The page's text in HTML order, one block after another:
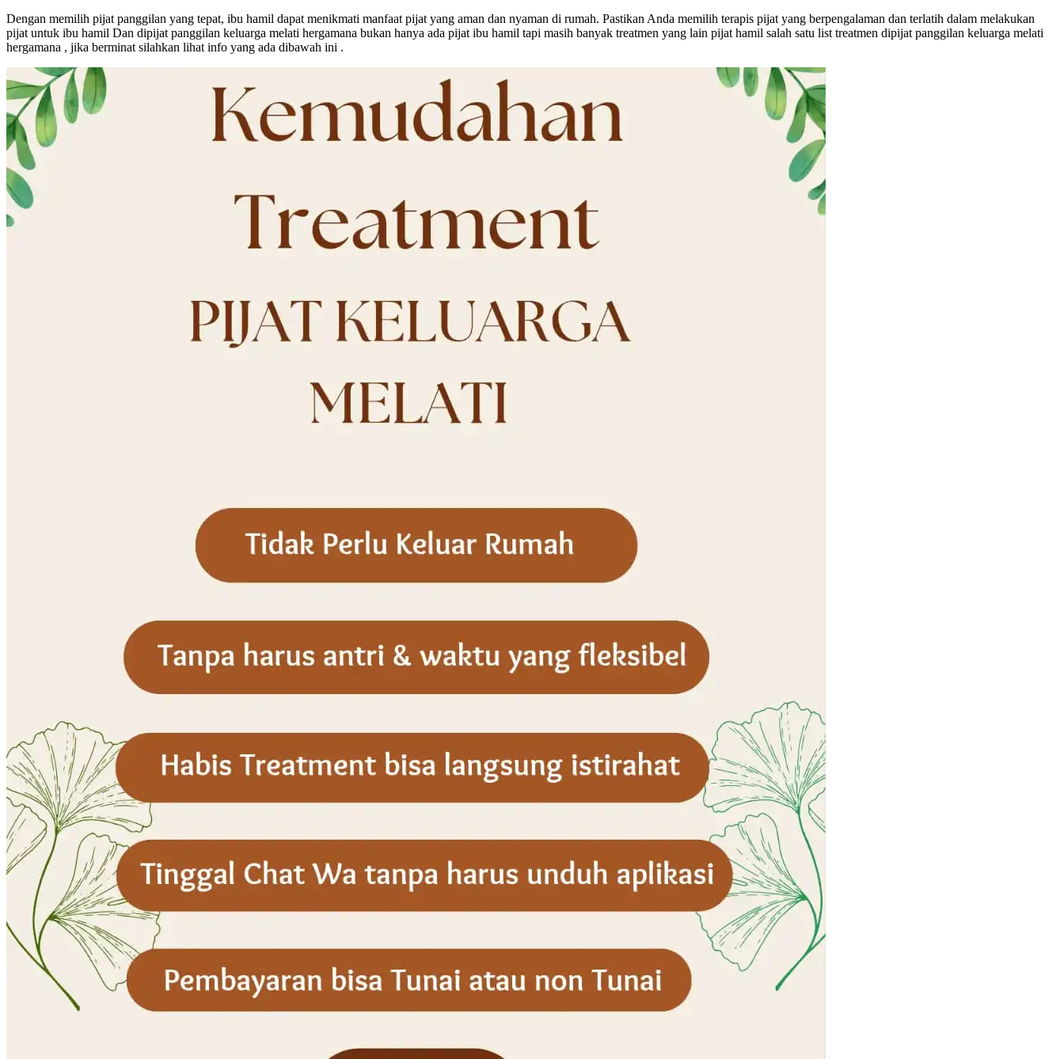
Dengan memilih pijat panggilan yang tepat, ibu hamil dapat menikmati manfaat pijat yang aman dan nyaman di rumah. Pastikan Anda memilih terapis pijat yang berpengalaman dan terlatih dalam melakukan
pijat untuk ibu hamil Dan dipijat panggilan keluarga melati hergamana bukan hanya ada pijat ibu hamil tapi masih banyak treatmen yang lain pijat hamil salah satu list treatmen dipijat panggilan keluarga melati
hergamana , jika berminat silahkan lihat info yang ada dibawah ini .